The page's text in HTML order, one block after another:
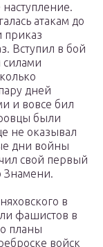
атакам до
приказ
Вступил в бой
силами
дней
и вовсе бил
были
не оказывал
дни войны
свой первый
Знамени.
в
фашистов в
планы
войск